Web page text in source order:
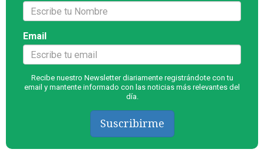
Email
Recibe nuestro Newsletter diariamente registrándote con tu
email y mantente informado con las noticias más relevantes del
día.
Suscribirme